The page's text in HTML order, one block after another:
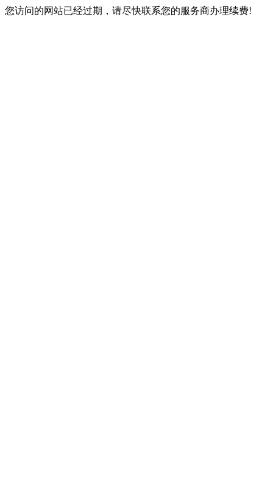
您访问的网站已经过期，请尽快联系您的服务商办理续费!